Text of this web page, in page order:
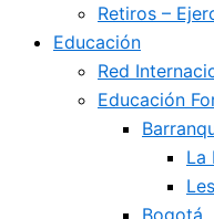
Retiros –
Educación
Red
Educación
La
Bogotá